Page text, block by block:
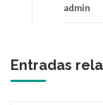
admin
Entradas